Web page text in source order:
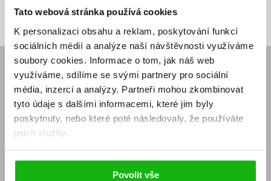
Tato webová stránka používá cookies
K personalizaci obsahu a reklam, poskytování funkcí
sociálních médií a analýze naší návštěvnosti využíváme
soubory cookies. Informace o tom, jak náš web
využíváme, sdílíme se svými partnery pro sociální
média, inzerci a analýzy. Partneři mohou zkombinovat
tyto údaje s dalšími informacemi, které jim byly
poskytnuty, nebo které poté následovaly, že používáte
jejich služby.
Povolit vše
mailová
adresa
mailová
adresa
Vaše e-mailová adresa Přihlásit se
E-SHOP
Aktuality
Naši autoři
Obchodní podmínky
Jak nakoupit
Knižní novinky
Dárkové poukazy
Affiliate program